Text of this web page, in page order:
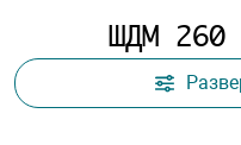
ШДМ